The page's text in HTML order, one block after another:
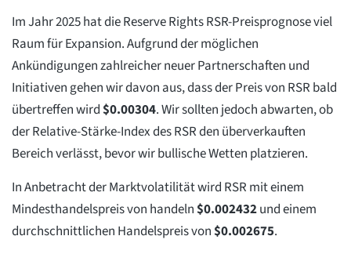
Im Jahr 2025 hat die Reserve Rights RSR-Preisprognose viel
Raum für Expansion. Aufgrund der möglichen
Ankündigungen zahlreicher neuer Partnerschaften und
Initiativen gehen wir davon aus, dass der Preis von RSR bald
übertreffen wird$0.00304. Wir sollten jedoch abwarten, ob
der Relative-Stärke-Index des RSR den überverkauften
Bereich verlässt, bevor wir bullische Wetten platzieren.
In Anbetracht der Marktvolatilität wird RSR mit einem
Mindesthandelspreis von handeln$0.002432und einem
durchschnittlichen Handelspreis von$0.002675.